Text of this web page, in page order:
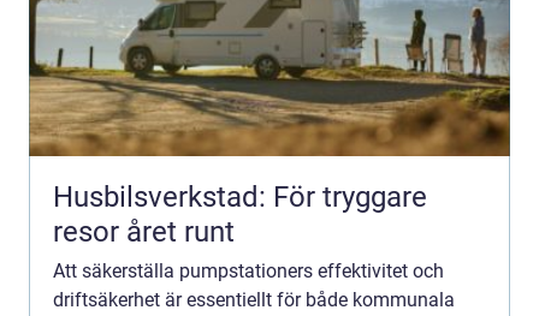
Husbilsverkstad: För tryggare
resor året runt
Att säkerställa pumpstationers effektivitet och
driftsäkerhet är essentiellt för både kommunala